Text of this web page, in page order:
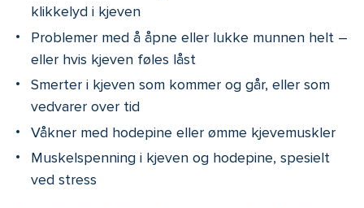
klikkelyd i kjeven
Problemer med å åpne eller lukke munnen helt –
eller hvis kjeven føles låst
Smerter i kjeven som kommer og går, eller som
vedvarer over tid
Våkner med hodepine eller ømme kjevemuskler
Muskelspenning i kjeven og hodepine, spesielt
ved stress